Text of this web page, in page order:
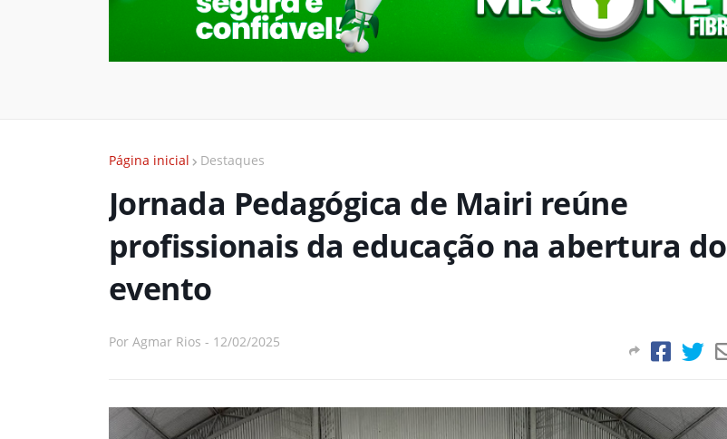
Página inicial Destaques
Jornada Pedagógica de Mairi reúne
profissionais da educação na abertura do
evento
Por Agmar Rios - 12/02/2025